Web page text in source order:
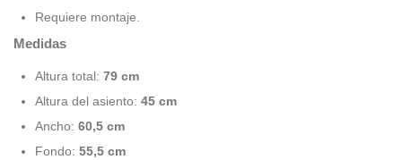
Requiere montaje.
Medidas
Altura total: 79 cm
Altura del asiento: 45 cm
Ancho: 60,5 cm
Fondo: 55,5 cm